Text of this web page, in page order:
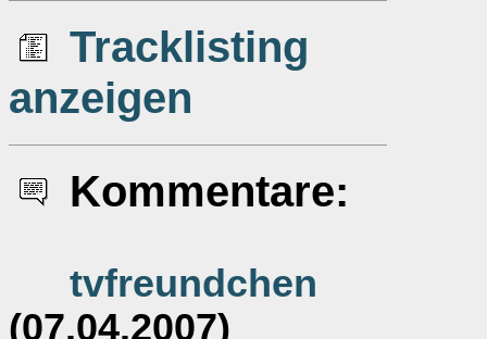
Tracklisting
anzeigen
Kommentare:
tvfreundchen
(07.04.2007)